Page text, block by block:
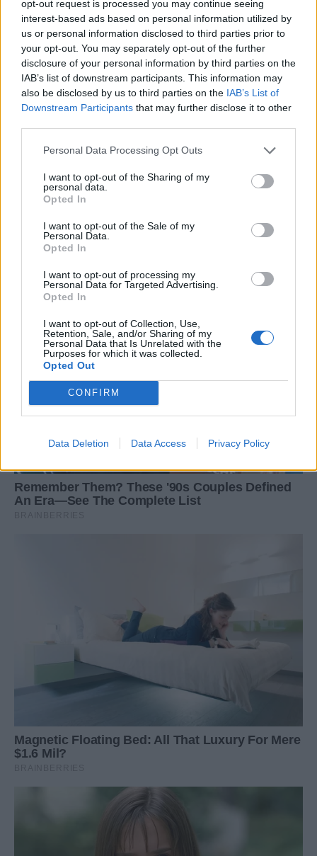
opt-out request is processed you may continue seeing
interest-based ads based on personal information utilized by
us or personal information disclosed to third parties prior to
your opt-out. You may separately opt-out of the further
disclosure of your personal information by third parties on the
IAB’s list of downstream participants. This information may
also be disclosed by us to third parties on the IAB’s List of
Downstream Participants that may further disclose it to other
Personal Data Processing Opt Outs
I want to opt-out of the Sharing of my
personal data.
Opted In
I want to opt-out of the Sale of my
Personal Data.
Opted In
I want to opt-out of processing my
Personal Data for Targeted Advertising.
Opted In
I want to opt-out of Collection, Use,
Retention, Sale, and/or Sharing of my
Personal Data that Is Unrelated with the
Purposes for which it was collected.
Opted Out
CONFIRM
Data Deletion Data Access Privacy Policy